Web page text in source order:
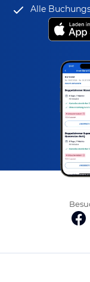
Alle